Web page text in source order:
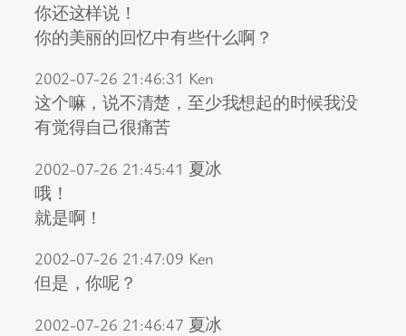
你还这样说！
你的美丽的回忆中有些什么啊？
2002-07-26 21:46:31 Ken
这个嘛，说不清楚，至少我想起的时候我没
有觉得自己很痛苦
2002-07-26 21:45:41 夏冰
哦！
就是啊！
2002-07-26 21:47:09 Ken
但是，你呢？
2002-07-26 21:46:47 夏冰